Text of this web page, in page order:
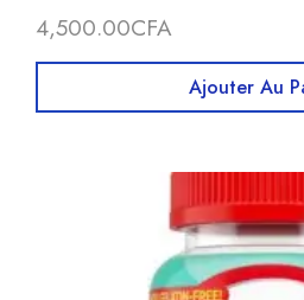
4,500.00CFA
Ajouter Au